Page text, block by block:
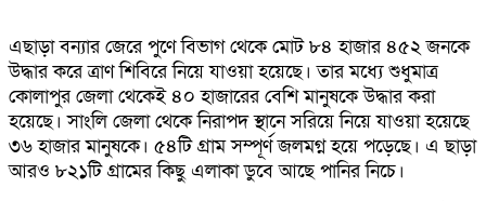
এছাড়া বন্যার জেরে পুণে বিভাগ থেকে মোট ৮৪ হাজার ৪৫২ জনকে
উদ্ধার করে ত্রাণ শিবিরে নিয়ে যাওয়া হয়েছে। তার মধ্যে শুধুমাত্র
কোলাপুর জেলা থেকেই ৪০ হাজারের বেশি মানুষকে উদ্ধার করা
হয়েছে। সাংলি জেলা থেকে নিরাপদ স্থানে সরিয়ে নিয়ে যাওয়া হয়েছে
৩৬ হাজার মানুষকে। ৫৪টি গ্রাম সম্পূর্ণ জলমগ্ন হয়ে পড়েছে। এ ছাড়া
আরও ৮২১টি গ্রামের কিছু এলাকা ডুবে আছে পানির নিচে।